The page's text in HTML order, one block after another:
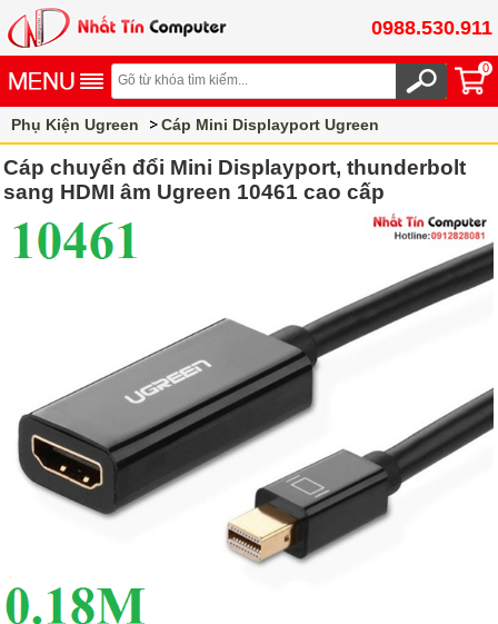
0988.530.911
0
Phụ Kiện Ugreen Cáp Mini Displayport Ugreen
Cáp chuyển đổi Mini Displayport, thunderbolt
sang HDMI âm Ugreen 10461 cao cấp